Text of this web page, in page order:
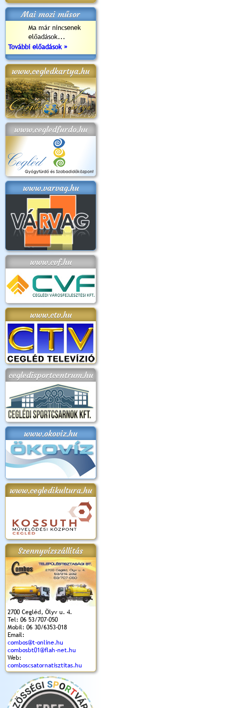
Mai mozi műsor
Ma már nincsenek
előadások...
További előadások »
www.cegledkartya.hu
www.cegledfurdo.hu
www.varvag.hu
www.cvf.hu
www.ctv.hu
cegledisportcentrum.hu
www.okoviz.hu
www.cegledikultura.hu
Szennyvízszállítás
2700 Cegléd, Ölyv u. 4.
Tel: 06 53/707-050
Mobil: 06 30/6353-018
Email:
combos@t-online.hu
combosbt01@flah-net.hu
Web:
comboscsatornatisztitas.hu
2018.
Kossuth Toborzó
Ünnepély
Szent István Ünnepe
(2017. 08. 20.)